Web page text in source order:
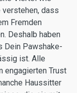
verstehen, dass
Fremden
Deshalb haben
Dein Pawshake-
ist. Alle
engagierten Trust
Haussitter